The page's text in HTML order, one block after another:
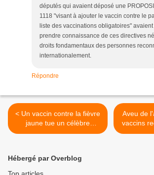
députés qui avaient déposé une
1118 "visant à ajouter le vaccin contre le
liste des vaccinations obligatoires"
prendre connaissance de ces directives
droits fondamentaux des personnes
internationalement.
Répondre
< Un vaccin contre la fièvre
jaune tue un célèbre
cancérologue en quelques
Aveu de
vaccins
femmes
Hébergé par Overblog
Top articles